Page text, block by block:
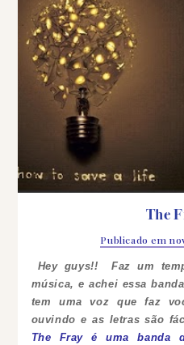
The
Publicado em
Hey guys!!
Faz um
música, e achei essa
tem uma voz que faz
ouvindo e as letras são
The Fray é uma banda